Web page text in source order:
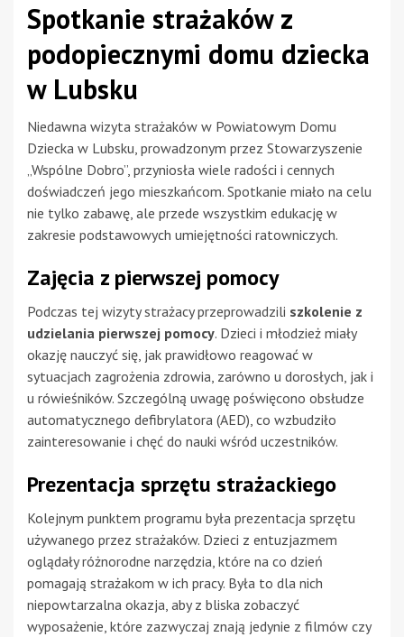
Spotkanie strażaków z
podopiecznymi domu dziecka
w Lubsku
Niedawna wizyta strażaków w Powiatowym Domu
Dziecka w Lubsku, prowadzonym przez Stowarzyszenie
„Wspólne Dobro”, przyniosła wiele radości i cennych
doświadczeń jego mieszkańcom. Spotkanie miało na celu
nie tylko zabawę, ale przede wszystkim edukację w
zakresie podstawowych umiejętności ratowniczych.
Zajęcia z pierwszej pomocy
Podczas tej wizyty strażacy przeprowadzili szkolenie z
udzielania pierwszej pomocy. Dzieci i młodzież miały
okazję nauczyć się, jak prawidłowo reagować w
sytuacjach zagrożenia zdrowia, zarówno u dorosłych, jak i
u rówieśników. Szczególną uwagę poświęcono obsłudze
automatycznego defibrylatora (AED), co wzbudziło
zainteresowanie i chęć do nauki wśród uczestników.
Prezentacja sprzętu strażackiego
Kolejnym punktem programu była prezentacja sprzętu
używanego przez strażaków. Dzieci z entuzjazmem
oglądały różnorodne narzędzia, które na co dzień
pomagają strażakom w ich pracy. Była to dla nich
niepowtarzalna okazja, aby z bliska zobaczyć
wyposażenie, które zazwyczaj znają jedynie z filmów czy